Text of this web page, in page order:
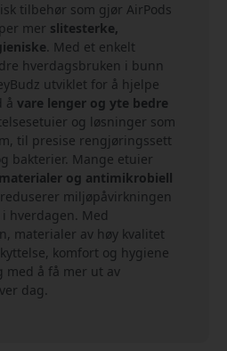
tilbehør som gjør AirPods
mer slitesterke,
. Med et enkelt
hverdagsbruken i bunn
utviklet for å hjelpe
å vare lenger og yte bedre
og løsninger som
til presise rengjøringssett
bakterier. Mange etuier
og antimikrobiell
miljøpåvirkningen
hverdagen. Med
materialer av høy kvalitet
komfort og hygiene
med å få mer ut av
dag.